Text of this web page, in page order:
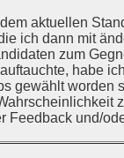
aktuellen
ich dann mit
zum
habe
gewählt worden
Feedback und/